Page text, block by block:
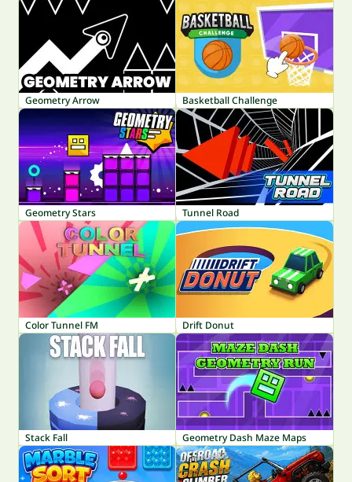
Geometry Arrow Basketball Challenge
Geometry Stars Tunnel Road
Color Tunnel FM Drift Donut
Stack Fall Geometry Dash Maze Maps